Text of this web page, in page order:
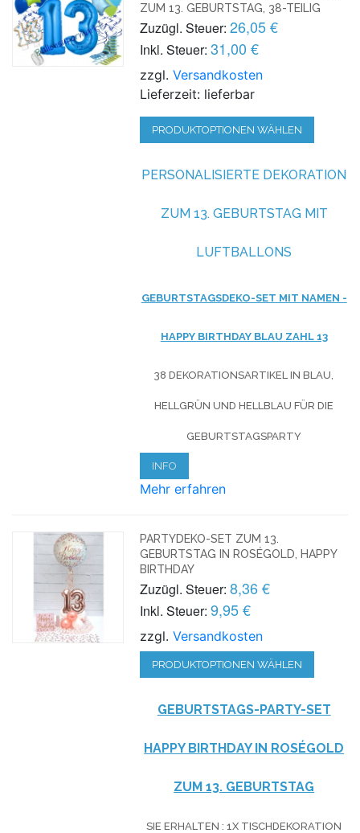
ZUM 13. GEBURTSTAG, 38-TEILIG
Zuzügl. Steuer: 26,05 €
Inkl. Steuer: 31,00 €
zzgl.Versandkosten
Lieferzeit: lieferbar
PRODUKTOPTIONEN WÄHLEN
PERSONALISIERTE DEKORATION
ZUM 13. GEBURTSTAG MIT
LUFTBALLONS
GEBURTSTAGSDEKO-SET MIT NAMEN -
HAPPY BIRTHDAY BLAU ZAHL 13
38 DEKORATIONSARTIKEL IN BLAU,
HELLGRÜN UND HELLBLAU FÜR DIE
GEBURTSTAGSPARTY
INFO
Mehr erfahren
PARTYDEKO-SET ZUM 13.
GEBURTSTAG IN ROSÉGOLD, HAPPY
BIRTHDAY
Zuzügl. Steuer: 8,36 €
Inkl. Steuer: 9,95 €
zzgl.Versandkosten
PRODUKTOPTIONEN WÄHLEN
GEBURTSTAGS-PARTY-SET
HAPPY BIRTHDAY IN ROSÉGOLD
ZUM 13. GEBURTSTAG
SIEERHALTEN : 1X TISCHDEKORATION